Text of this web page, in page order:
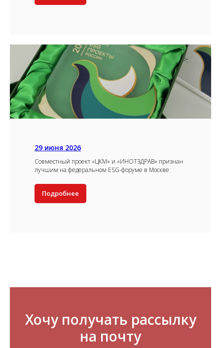
29 июня 2026
Совместный проект «ЦКМ» и «ИНОТЗДРАВ» признан
лучшим на федеральном ESG-форуме в Москве
Подробнее
Хочу получать рассылку
на почту